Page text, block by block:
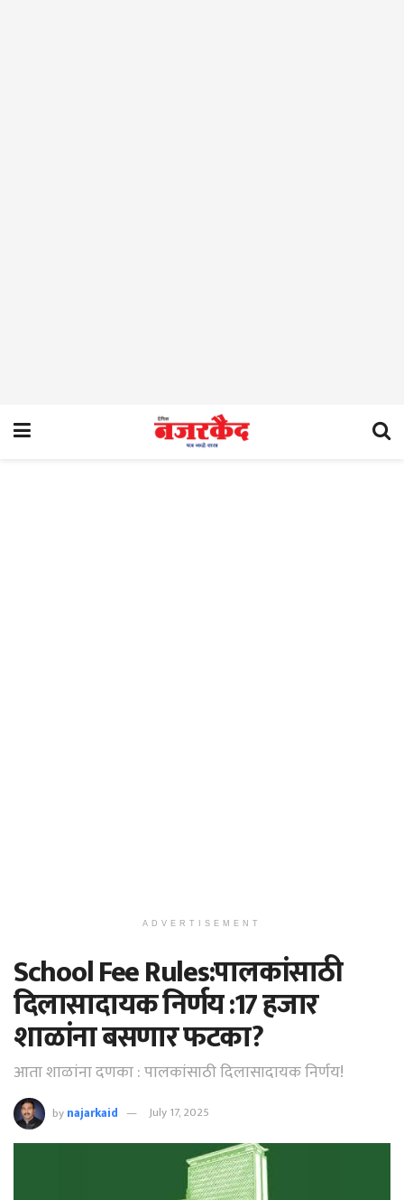
ADVERTISEMENT
School Fee Rules:पालकांसाठी
दिलासादायक निर्णय :17 हजार
शाळांना बसणार फटका?
आता शाळांना दणका : पालकांसाठी दिलासादायक निर्णय!
bynajarkaid July 17, 2025